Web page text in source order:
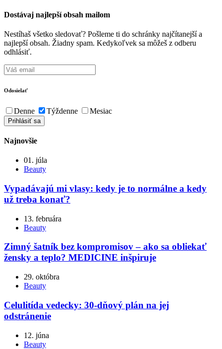
Dostávaj najlepší obsah mailom
Nestíhaš všetko sledovať? Pošleme ti do schránky najčítanejší a
najlepší obsah. Žiadny spam. Kedykoľvek sa môžeš z odberu
odhlásiť.
Odosielať
Denne Týždenne Mesiac
Najnovšie
01. júla
Beauty
Vypadávajú mi vlasy: kedy je to normálne a kedy
už treba konať?
13. februára
Beauty
Zimný šatník bez kompromisov – ako sa obliekať
žensky a teplo? MEDICINE inšpiruje
29. októbra
Beauty
Celulitída vedecky: 30-dňový plán na jej
odstránenie
12. júna
Beauty